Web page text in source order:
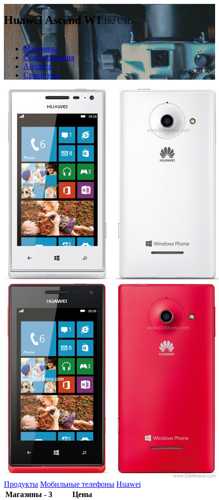
Huawei Ascend W1 182USD
Магазины
Спецификация
Аналоги
Сравнение
Продукты Мобильные телефоны Huawei
Магазины - 3
Цены